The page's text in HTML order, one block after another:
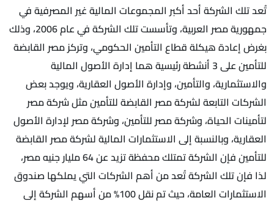
تُعد تلك الشركة أحد أكبر المجموعات المالية غير المصرفية في
جمهورية مصر العربية، وتأسست تلك الشركة في عام 2006، وذلك
بغرض إعادة هيكلة قطاع التأمين الحكومي، وتركز مصر القابضة
للتأمين على 3 أنشطة رئيسية هما إدارة الأصول المالية
والاستثمارية، والتأمين، وإدارة الأصول العقارية، ويوجد بعض
الشركات التابعة لشركة مصر القابضة للتأمين مثل شركة مصر
لتأمينات الحياة، وشركة مصر للتأمين، وشركة مصر لإدارة الأصول
العقارية، وبالنسبة إلى الاستثمارات المالية لشركة مصر القابضة
للتأمين فإن الشركة تمتلك محفظة تزيد عن 64 مليار جنيه مصر،
لذا فإن تلك الشركة تُعد من أهم الشركات التي يملكها صندوق
الاستثمارات العامة، حيث تم نقل 100% من أسهم الشركة إلى